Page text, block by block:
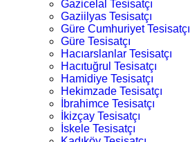
Gazicelal Tesisatçı
Gaziilyas Tesisatçı
Güre Cumhuriyet Tesisatçı
Güre Tesisatçı
Hacıarslanlar Tesisatçı
Hacıtuğrul Tesisatçı
Hamidiye Tesisatçı
Hekimzade Tesisatçı
İbrahimce Tesisatçı
İkizçay Tesisatçı
İskele Tesisatçı